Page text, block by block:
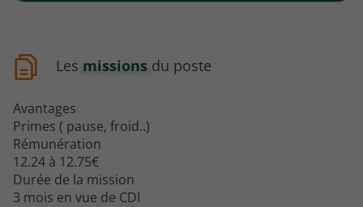
Les missions du poste
Avantages
Primes ( pause, froid..)
Rémunération
12.24 à 12.75€
Durée de la mission
3 mois en vue de CDI